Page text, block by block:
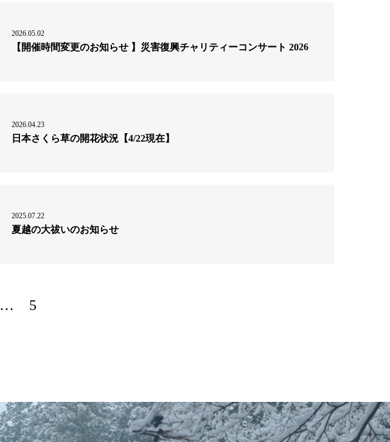
2026.05.02
【開催時間変更のお知らせ 】災害復興チャリティーコンサート 2026
2026.04.23
日本さくら草の開花状況【4/22現在】
2025.07.22
夏越の大祓いのお知らせ
… 5